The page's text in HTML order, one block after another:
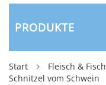
PRODUKTE
Start Fleisch & Fisch
Schnitzel vom Schwein